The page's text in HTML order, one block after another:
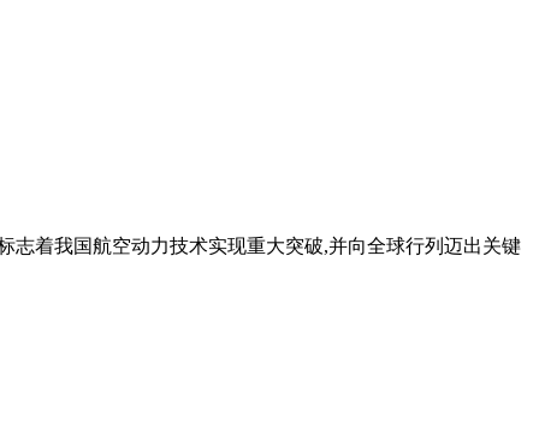
志着我国航空动力技术实现重大突破,并向全球行列迈出关键